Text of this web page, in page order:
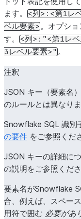
|       "year":
|     }
|   ]
| }
ます。
<列>:<第1レ
ベル要素>。オプシ
す。
<列>:"<第1レ
3レベル要素>" 。
注釈
JSON キー（要素名
のルールとは異なりま
Snowflake SQL 識別
の要件 をご参照くだ
JSON キーの詳細につ
の説明をご参照くださ
要素名がSnowflake
合、例えば、スペー
用符で囲む 必要があ